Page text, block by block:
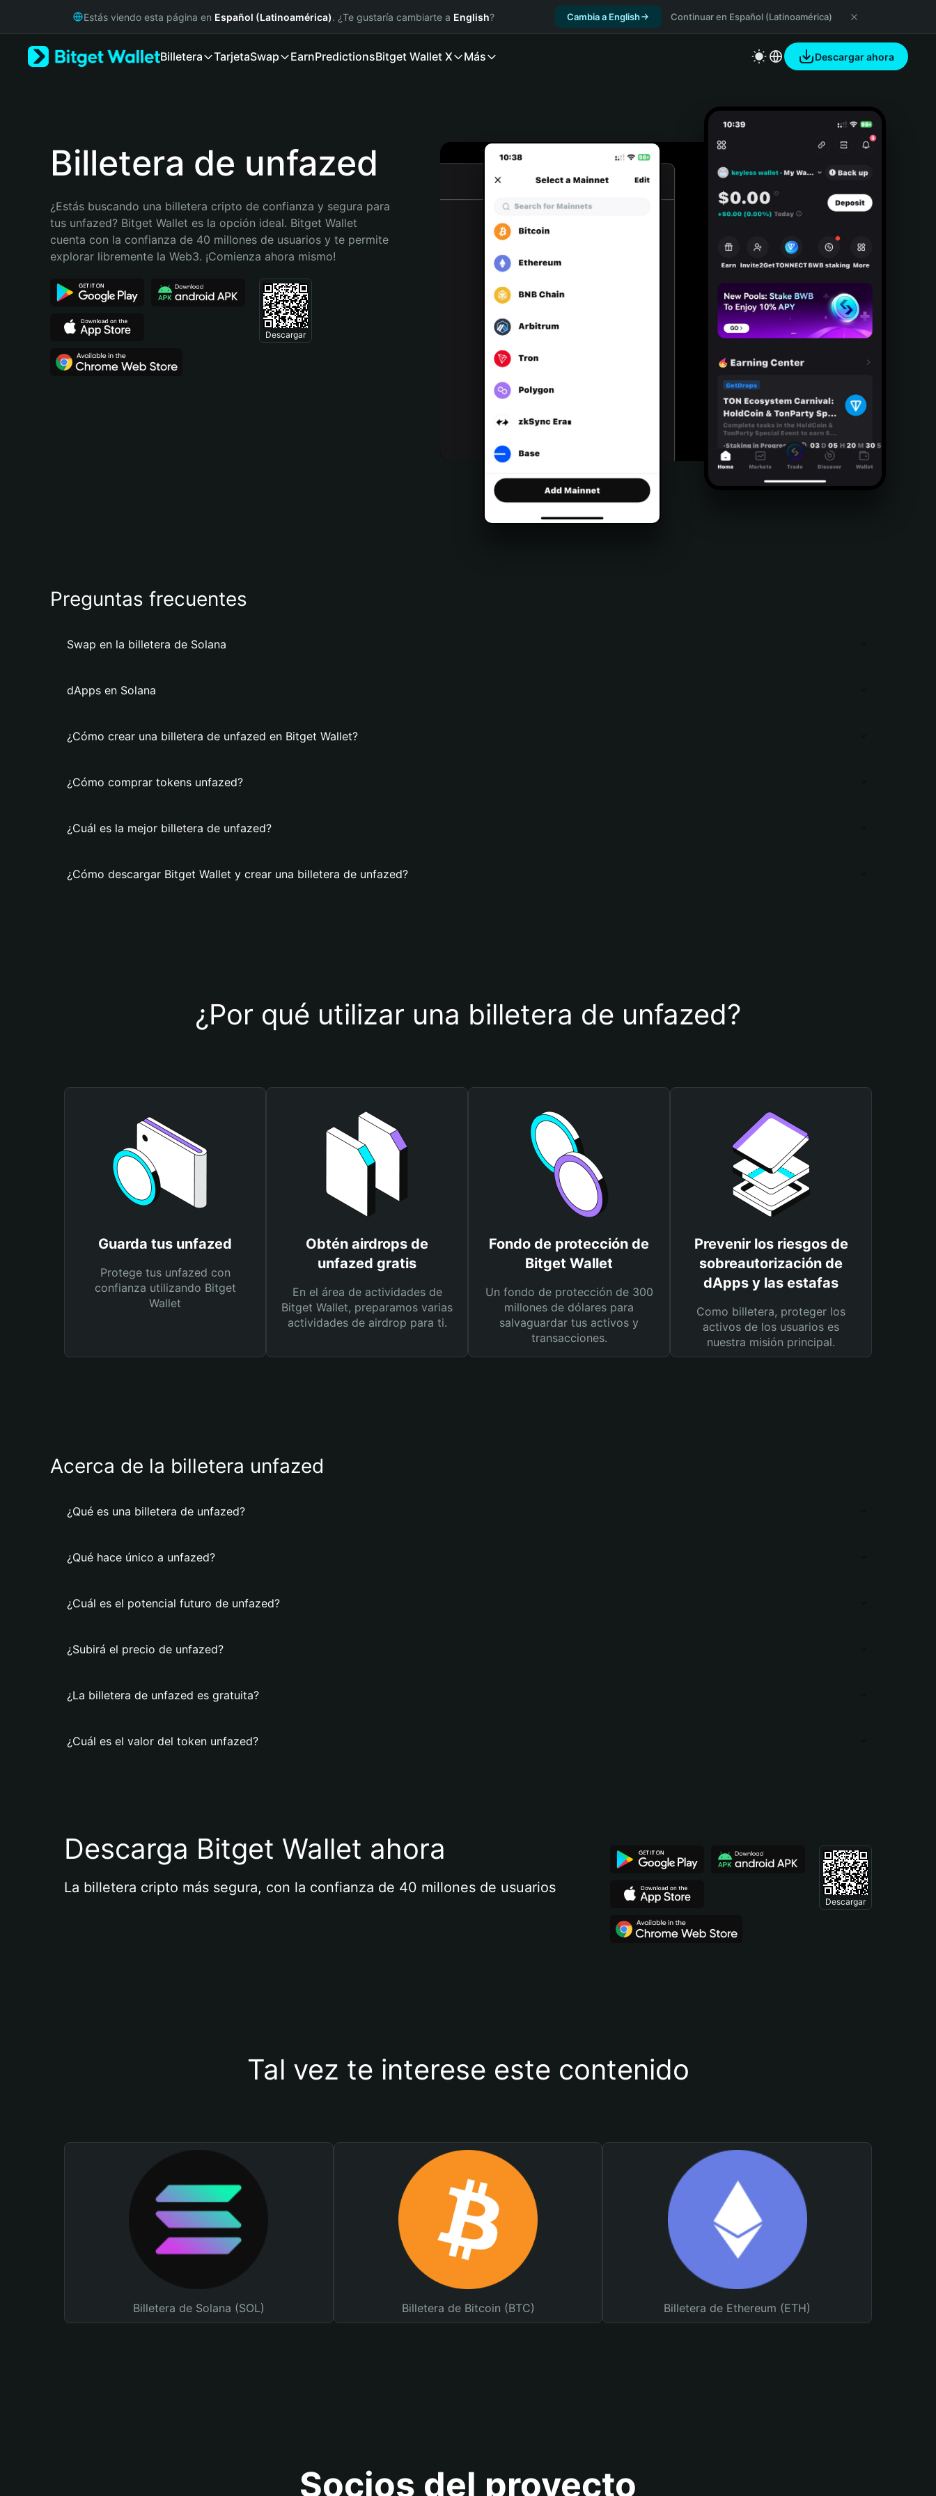
Русский
Bahasa Indonesia
Português (Brasil)
Estás viendo esta página en Español (Latinoamérica). ¿Te gustaría cambiarte a English? Cambia a English Continuar en Español (Latinoamérica)
Billetera TarjetaSwap EarnPredictionsBitget Wallet X Más Descargar ahora
Billetera de unfazed
¿Estás buscando una billetera cripto de confianza y segura para
tus unfazed? Bitget Wallet es la opción ideal. Bitget Wallet
cuenta con la confianza de 40 millones de usuarios y te permite
explorar libremente la Web3. ¡Comienza ahora mismo!
Descargar
Preguntas frecuentes
Swap en la billetera de Solana
dApps en Solana
¿Cómo crear una billetera de unfazed en Bitget Wallet?
¿Cómo comprar tokens unfazed?
¿Cuál es la mejor billetera de unfazed?
¿Cómo descargar Bitget Wallet y crear una billetera de unfazed?
¿Por qué utilizar una billetera de unfazed?
Guarda tus unfazed
Protege tus unfazed con
confianza utilizando Bitget
Wallet
Obtén airdrops de
unfazed gratis
En el área de actividades de
Bitget Wallet, preparamos varias
actividades de airdrop para ti.
Fondo de protección de
Bitget Wallet
Un fondo de protección de 300
millones de dólares para
salvaguardar tus activos y
transacciones.
Prevenir los riesgos de
sobreautorización de
dApps y las estafas
Como billetera, proteger los
activos de los usuarios es
nuestra misión principal.
Acerca de la billetera unfazed
¿Qué es una billetera de unfazed?
¿Qué hace único a unfazed?
¿Cuál es el potencial futuro de unfazed?
¿Subirá el precio de unfazed?
¿La billetera de unfazed es gratuita?
¿Cuál es el valor del token unfazed?
Descarga Bitget Wallet ahora
La billetera cripto más segura, con la confianza de 40 millones de usuarios
Descargar
Tal vez te interese este contenido
Billetera de Solana (SOL) Billetera de Bitcoin (BTC) Billetera de Ethereum (ETH)
Socios del proyecto